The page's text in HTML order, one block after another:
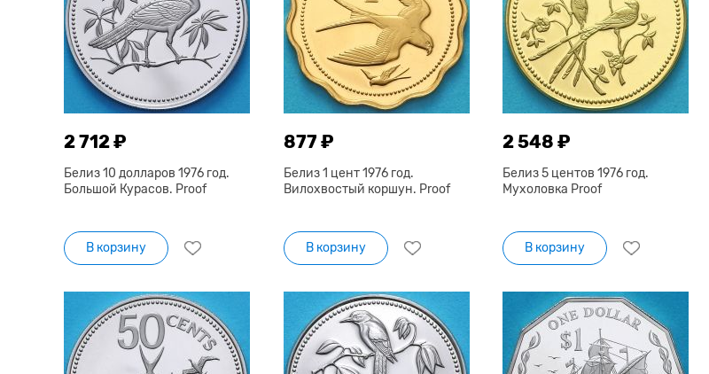
2 712 ₽
Белиз 10 долларов 1976 год.
Большой Курасов. Proof
В корзину
877 ₽
Белиз 1 цент 1976 год.
Вилохвостый коршун. Proof
В корзину
2 548 ₽
Белиз 5 центов 1976 год.
Мухоловка Proof
В корзину